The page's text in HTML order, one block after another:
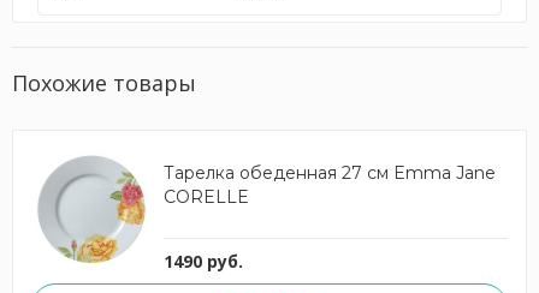
Похожие товары
Тарелка обеденная 27 см Emma Jane
CORELLE
1490 руб.